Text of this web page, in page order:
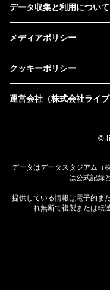
データ収集と利用について
メディアポリシー
クッキーポリシー
運営会社（株式会社ライブ
©
データはデータスタジアム（
は公式記録
提供している情報は電子的ま
れ無断で複製または転